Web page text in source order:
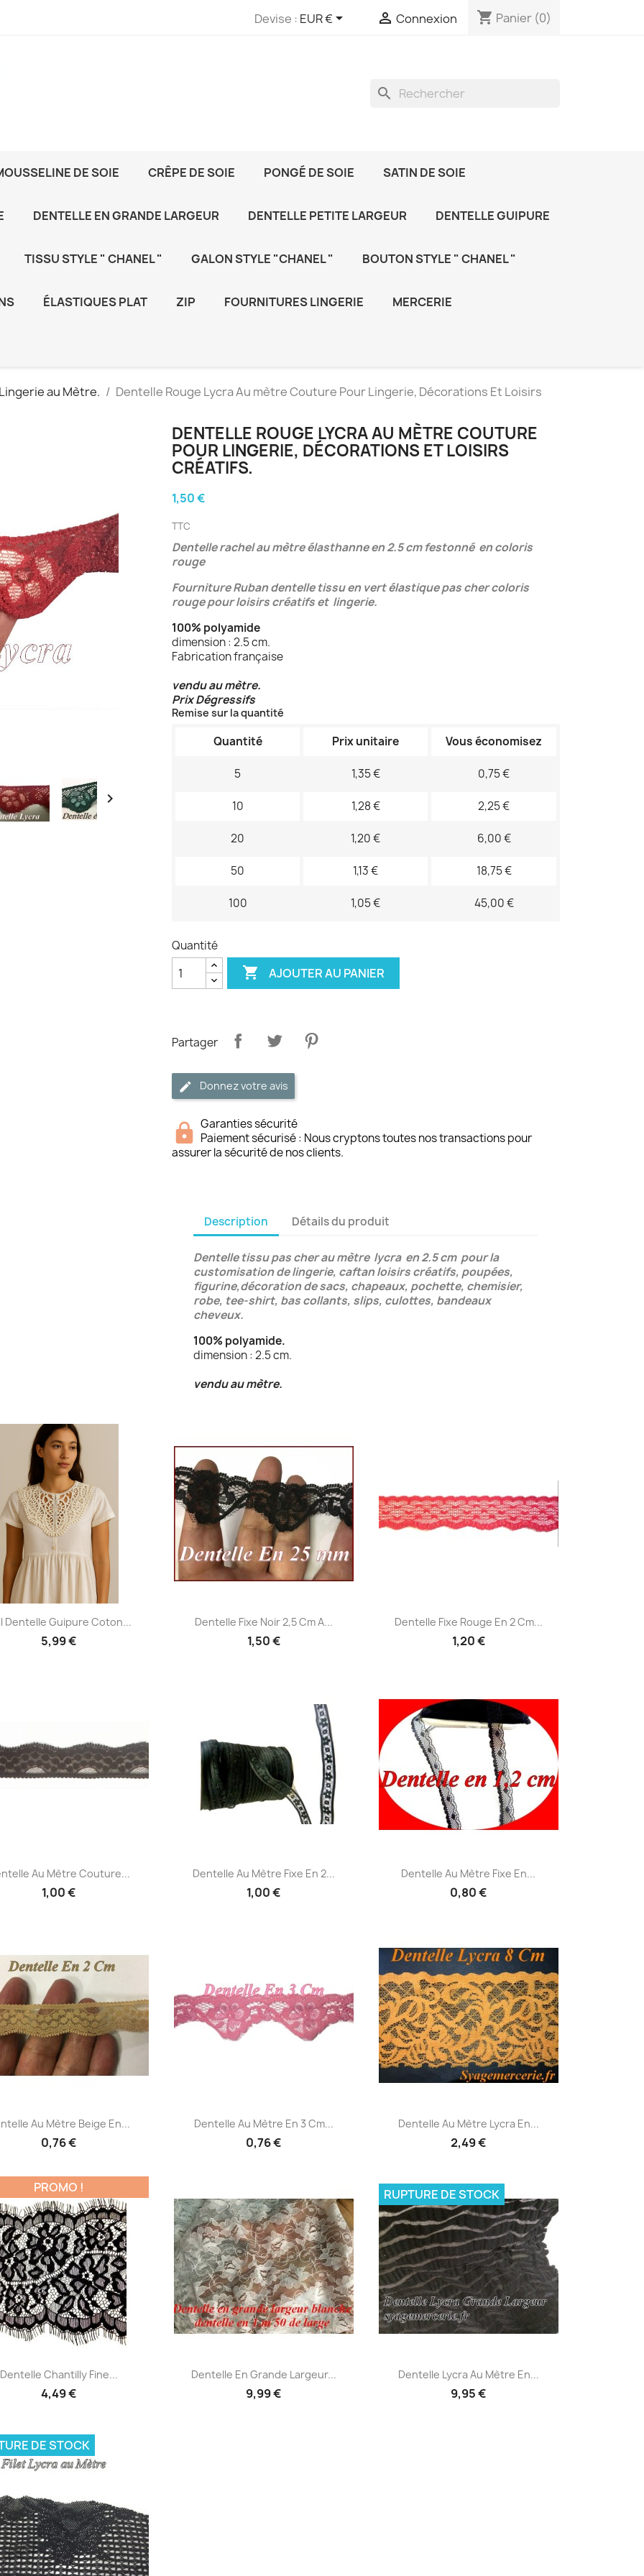
Devise : EUR €  Connexion shopping_cart Panier (0)
search
DE SOIE CRÊPE DE SOIE PONGÉ DE SOIE SATIN DE SOIE
DENTELLE EN GRANDE LARGEUR DENTELLE PETITE LARGEUR DENTELLE GUIPURE
TISSU STYLE " CHANEL " GALON STYLE "CHANEL " BOUTON STYLE " CHANEL "
ÉLASTIQUES PLAT ZIP FOURNITURES LINGERIE MERCERIE
au Mètre. Dentelle Rouge Lycra Au mètre Couture Pour Lingerie, Décorations Et Loisirs

DENTELLE ROUGE LYCRA AU MÈTRE COUTURE
POUR LINGERIE, DÉCORATIONS ET LOISIRS
CRÉATIFS.
1,50 €
TTC
Dentelle rachel au mètre élasthanne en 2.5 cm festonné en coloris
rouge
Fourniture Ruban dentelle tissu en vert élastique pas cher coloris
rouge pour loisirs créatifs et lingerie.
100% polyamide
dimension : 2.5 cm.
Fabrication française
vendu au mètre.
Prix Dégressifs
Remise sur la quantité
Quantité Prix unitaire Vous économisez
5 1,35 € 0,75 €
10 1,28 € 2,25 €
20 1,20 € 6,00 €
50 1,13 € 18,75 €
100 1,05 € 45,00 €
Quantité
 AJOUTER AU PANIER
Partager
Donnez votre avis
Garanties sécurité
Paiement sécurisé : Nous cryptons toutes nos transactions pour
assurer la sécurité de nos clients.
Description Détails du produit
Dentelle tissu pas cher au mètre lycra en 2.5 cm pour la
customisation de lingerie, caftan loisirs créatifs, poupées,
figurine,décoration de sacs, chapeaux, pochette, chemisier,
robe, tee-shirt, bas collants, slips, culottes, bandeaux
cheveux.
100% polyamide.
dimension : 2.5 cm.
vendu au mètre.
Aperçu rapide
Dentelle Guipure Coton...
5,99 €
Aperçu rapide
Dentelle Fixe Noir 2,5 Cm A...
1,50 €
 Aperçu rapide
Dentelle Fixe Rouge En 2 Cm...
1,20 €
Aperçu rapide
Au Mètre Couture...
1,00 €
Aperçu rapide
Dentelle Au Mètre Fixe En 2...
1,00 €
Aperçu rapide
Dentelle Au Mètre Fixe En...
0,80 €
Aperçu rapide
Au Mètre Beige En...
0,76 €
Aperçu rapide
Dentelle Au Mètre En 3 Cm...
0,76 €
Aperçu rapide
Dentelle Au Mètre Lycra En...
2,49 €
Aperçu rapide
Dentelle Chantilly Fine...
4,49 €
PROMO !
Aperçu rapide
Dentelle En Grande Largeur...
9,99 €
Aperçu rapide
Dentelle Lycra Au Mètre En...
9,95 €
RUPTURE DE STOCK
DE STOCK